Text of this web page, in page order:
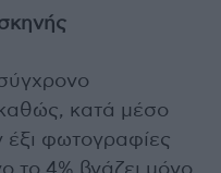
κατά μέσο
έξι φωτογραφίες